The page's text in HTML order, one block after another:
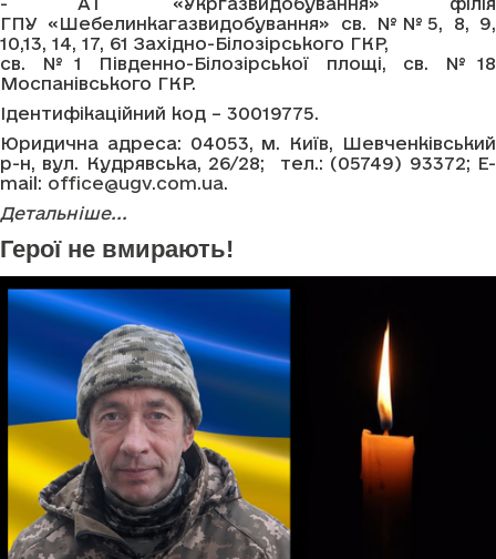
ГПУ «Шебелинкагазвидобування» св. №№5, 8, 9,
10,13, 14, 17, 61 Західно-Білозірського ГКР,
св. №1 Південно-Білозірської площі, св. №18
Моспанівського ГКР.
Ідентифікаційний код – 30019775.
Юридична адреса: 04053, м. Київ, Шевченківський
р-н, вул. Кудрявська, 26/28; тел.: (05749) 93372; E-
mail: office@ugv.com.ua.
Детальніше...
Герої не вмирають!